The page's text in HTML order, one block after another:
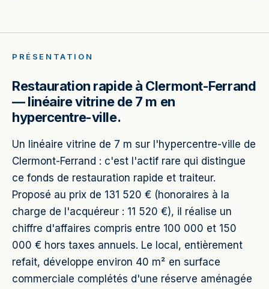
PRÉSENTATION
Restauration rapide à Clermont-Ferrand
— linéaire vitrine de 7 m en
hypercentre-ville.
Un linéaire vitrine de 7 m sur l'hypercentre-ville de
Clermont-Ferrand : c'est l'actif rare qui distingue
ce fonds de restauration rapide et traiteur.
Proposé au prix de 131 520 € (honoraires à la
charge de l'acquéreur : 11 520 €), il réalise un
chiffre d'affaires compris entre 100 000 et 150
000 € hors taxes annuels. Le local, entièrement
refait, développe environ 40 m² en surface
commerciale complétés d'une réserve aménagée